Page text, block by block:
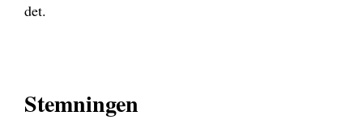
det.
Stemningen